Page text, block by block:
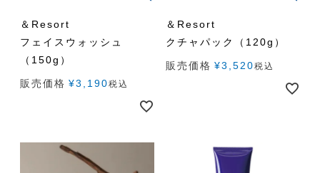
＆Resort
フェイスウォッシュ
（150g）
販売価格 ¥3,190税込
＆Resort
クチャパック（120g）
販売価格 ¥3,520税込